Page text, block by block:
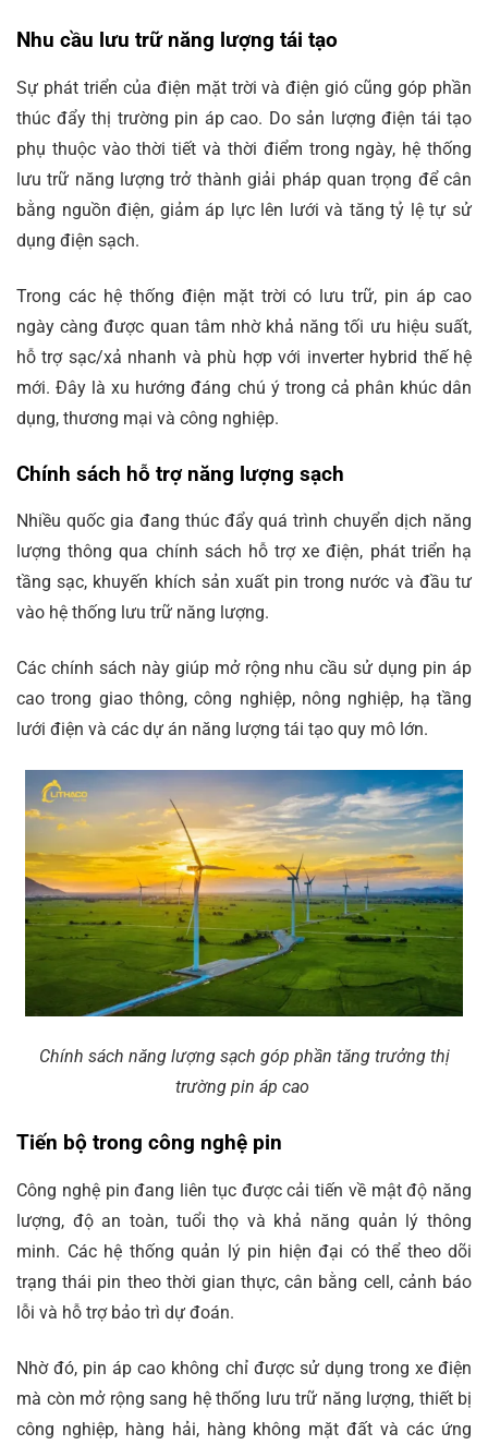
Nhu cầu lưu trữ năng lượng tái tạo
Sự phát triển của điện mặt trời và điện gió cũng góp phần
thúc đẩy thị trường pin áp cao. Do sản lượng điện tái tạo
phụ thuộc vào thời tiết và thời điểm trong ngày, hệ thống
lưu trữ năng lượng trở thành giải pháp quan trọng để cân
bằng nguồn điện, giảm áp lực lên lưới và tăng tỷ lệ tự sử
dụng điện sạch.
Trong các hệ thống điện mặt trời có lưu trữ, pin áp cao
ngày càng được quan tâm nhờ khả năng tối ưu hiệu suất,
hỗ trợ sạc/xả nhanh và phù hợp với inverter hybrid thế hệ
mới. Đây là xu hướng đáng chú ý trong cả phân khúc dân
dụng, thương mại và công nghiệp.
Chính sách hỗ trợ năng lượng sạch
Nhiều quốc gia đang thúc đẩy quá trình chuyển dịch năng
lượng thông qua chính sách hỗ trợ xe điện, phát triển hạ
tầng sạc, khuyến khích sản xuất pin trong nước và đầu tư
vào hệ thống lưu trữ năng lượng.
Các chính sách này giúp mở rộng nhu cầu sử dụng pin áp
cao trong giao thông, công nghiệp, nông nghiệp, hạ tầng
lưới điện và các dự án năng lượng tái tạo quy mô lớn.
Chính sách năng lượng sạch góp phần tăng trưởng thị
trường pin áp cao
Tiến bộ trong công nghệ pin
Công nghệ pin đang liên tục được cải tiến về mật độ năng
lượng, độ an toàn, tuổi thọ và khả năng quản lý thông
minh. Các hệ thống quản lý pin hiện đại có thể theo dõi
trạng thái pin theo thời gian thực, cân bằng cell, cảnh báo
lỗi và hỗ trợ bảo trì dự đoán.
Nhờ đó, pin áp cao không chỉ được sử dụng trong xe điện
mà còn mở rộng sang hệ thống lưu trữ năng lượng, thiết bị
công nghiệp, hàng hải, hàng không mặt đất và các ứng